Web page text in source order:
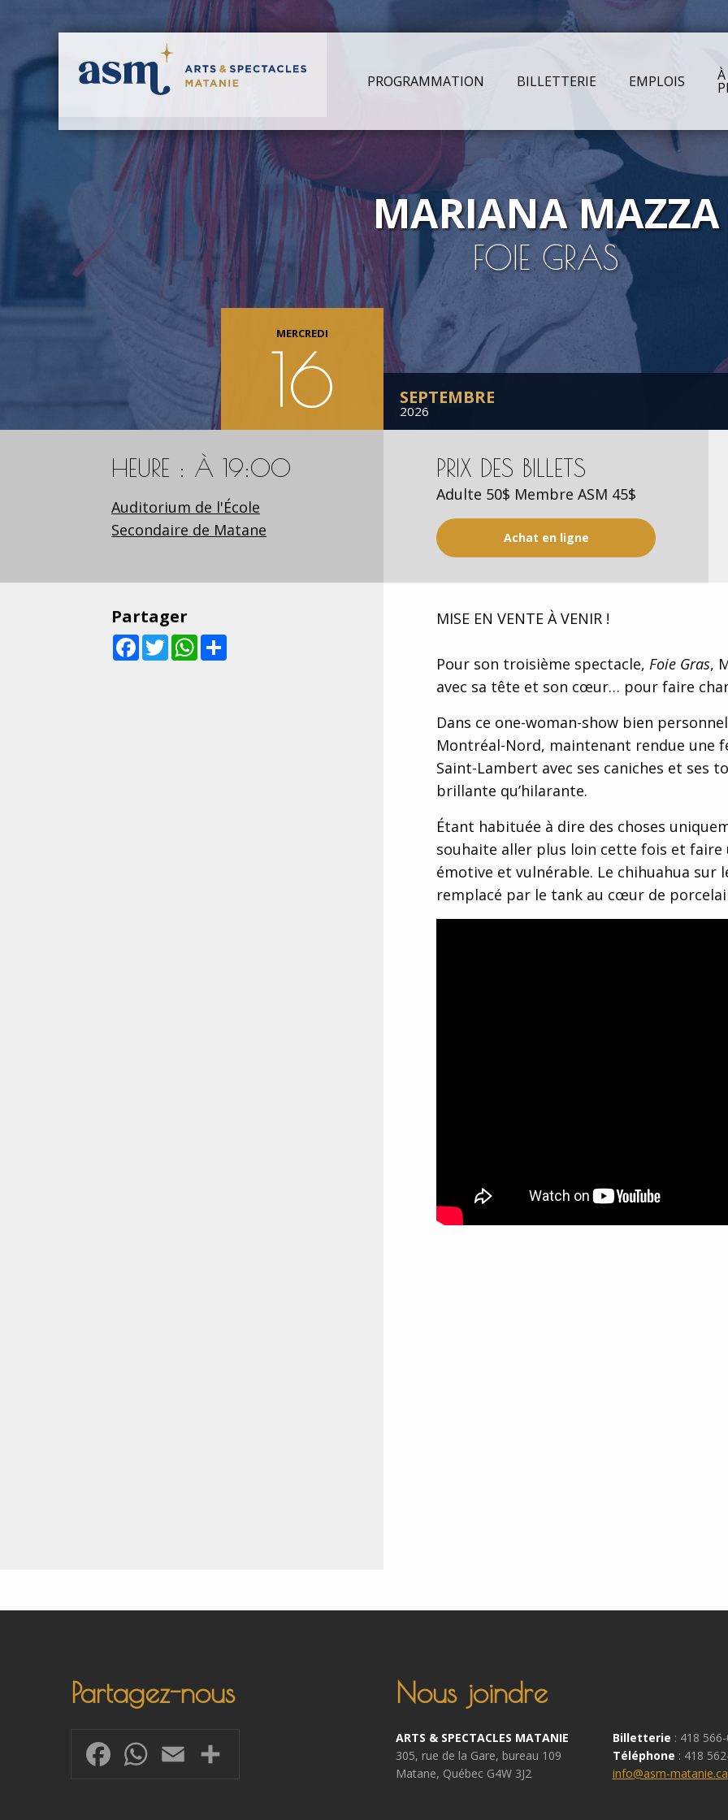
PROGRAMMATION BILLETTERIE EMPLOIS À
MARIANA MAZZA
FOIE GRAS
MERCREDI
16 SEPTEMBRE
2026
HEURE : À 19:00
Auditorium de l'École
Secondaire de Matane
PRIX DES BILLETS
Adulte 50$ Membre ASM 45$
Achat en ligne
MISE EN VENTE À VENIR !
Pour son troisième spectacle, Foie Gras,
avec sa tête et son cœur… pour faire
Dans ce one-woman-show bien
Montréal-Nord, maintenant rendue une
Saint-Lambert avec ses caniches et ses
brillante qu’hilarante.
Étant habituée à dire des choses
souhaite aller plus loin cette fois et
émotive et vulnérable. Le chihuahua sur
remplacé par le tank au cœur de
Partager
Facebook
TwitterWhatsApp
Partagez-nous
FacebookWhatsAppEmail
Nous joindre
ARTS & SPECTACLES MATANIE
305, rue de la Gare, bureau 109
Matane, Québec G4W 3J2
Billetterie : 418
Téléphone : 418
info@asm-matanie.ca